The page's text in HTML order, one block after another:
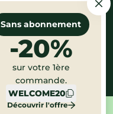
Sans abonnement
-20%
sur votre 1ère
commande.
WELCOME20
Découvrir l'offre